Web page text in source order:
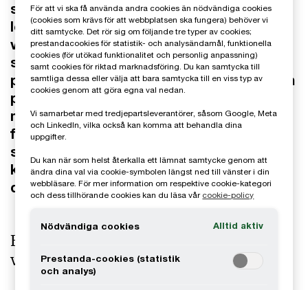
skapar nya utmaningar. För detta behövs
lösningar bortom traditionella
vårdstrukturer och som är i linje med den
systemförflyttning mot en proaktiv,
personcentrerad och integrerad vård som
pågår globalt. Här ger digitaliseringen nya
möjligheter som kompletterar och
förstärker befintliga vårdmodeller. Läs en
sammanfattning av en aktuell rapport
kring vården här. Du kan även ladda ner
den i sin helhet.
Framtidssäkrad vård kräver fler
vårdnoder
För att vi ska få använda andra cookies än nödvändiga cookies
(cookies som krävs för att webbplatsen ska fungera) behöver vi
ditt samtycke. Det rör sig om följande tre typer av cookies;
prestandacookies för statistik- och analysändamål, funktionella
cookies (för utökad funktionalitet och personlig anpassning)
samt cookies för riktad marknadsföring. Du kan samtycka till
samtliga dessa eller välja att bara samtycka till en viss typ av
cookies genom att göra egna val nedan.
Vi samarbetar med tredjepartsleverantörer, såsom Google, Meta
och LinkedIn, vilka också kan komma att behandla dina
uppgifter.
Du kan när som helst återkalla ett lämnat samtycke genom att
ändra dina val via cookie-symbolen längst ned till vänster i din
webbläsare. För mer information om respektive cookie-kategori
och dess tillhörande cookies kan du läsa vår cookie-policy
Nödvändiga cookies Alltid aktiv
Prestanda-cookies (statistik
och analys)